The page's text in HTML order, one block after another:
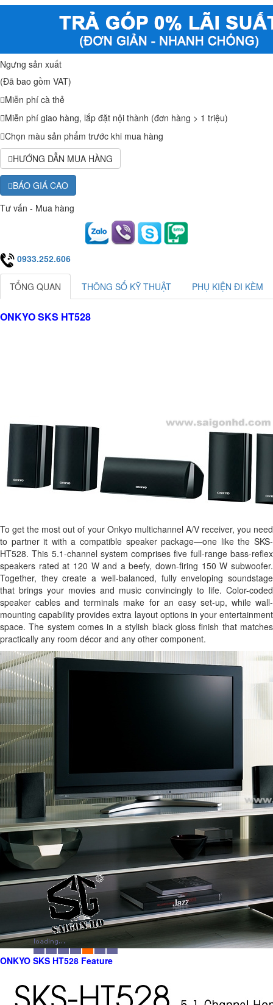
Ngưng sản xuất
(Đã bao gồm VAT)
Miễn phí cà thẻ
Miễn phí giao hàng, lắp đặt nội thành (đơn hàng > 1 triệu)
Chọn màu sản phẩm trước khi mua hàng
HƯỚNG DẪN MUA HÀNG
BÁO GIÁ CAO
Tư vấn - Mua hàng
0933.252.606
TỔNG QUAN THÔNG SỐ KỸ THUẬT PHỤ KIỆN ĐI KÈM
ONKYO SKS HT528
To get the most out of your Onkyo multichannel A/V receiver, you need
to partner it with a compatible speaker package—one like the SKS-
HT528. This 5.1-channel system comprises five full-range bass-reflex
speakers rated at 120 W and a beefy, down-firing 150 W subwoofer.
Together, they create a well-balanced, fully enveloping soundstage
that brings your movies and music convincingly to life. Color-coded
speaker cables and terminals make for an easy set-up, while wall-
mounting capability provides extra layout options in your entertainment
space. The system comes in a stylish black gloss finish that matches
practically any room décor and any other component.
ONKYO SKS HT528 Feature